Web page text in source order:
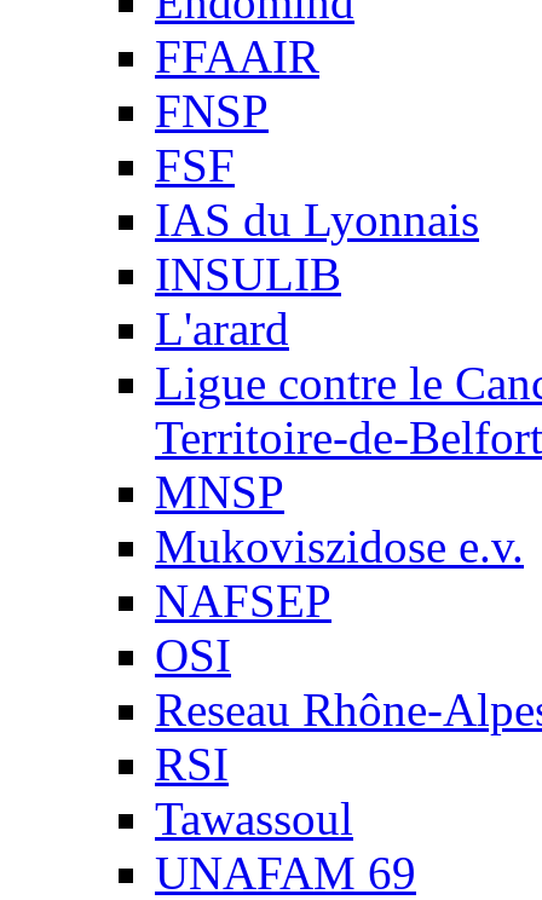
FFAAIR
FNSP
FSF
IAS du Lyonnais
INSULIB
L'arard
Ligue contre le
Territoire-de-Belfort
MNSP
Mukoviszidose e.v.
NAFSEP
OSI
Reseau Rhône-
RSI
Tawassoul
UNAFAM 69